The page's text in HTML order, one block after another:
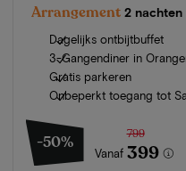
Arrangement 2
Dagelijks ontbijtbuffet
3-Gangendiner in
Gratis parkeren
Onbeperkt toegang tot
-50%
Vanaf
799
399